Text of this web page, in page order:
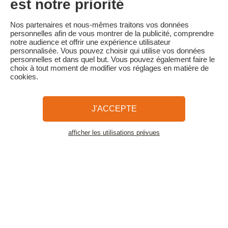
100 % du prix du séjour
Familytrip vous conseille de souscrire l'assurance annulation de
son partenaire Areas Assurances. Souscrivez au moment de la
réservation ou dans les 24h suivant votre réservation par
téléphone.
CGV et Charte de Confidentialité
La Presse parle de nous
Plan du site
est notre priorité
Nos partenaires et nous-mêmes traitons vos données
personnelles afin de vous montrer de la publicité, comprendre
notre audience et offrir une expérience utilisateur
personnalisée. Vous pouvez choisir qui utilise vos données
personnelles et dans quel but. Vous pouvez également faire le
choix à tout moment de modifier vos réglages en matière de
cookies.
J'ACCEPTE
afficher les utilisations prévues